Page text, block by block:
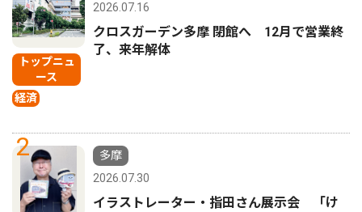
トップニュ
ース
経済
2026.07.16
クロスガーデン多摩 閉館へ 12月で営業終
了、来年解体
2
多摩
2026.07.30
イラストレーター・指田さん展示会 「け